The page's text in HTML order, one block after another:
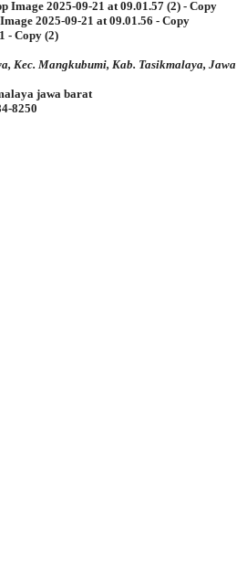
Kec. Mangkubumi, Kab. Tasikmalaya, Jawa
jawa barat
8250